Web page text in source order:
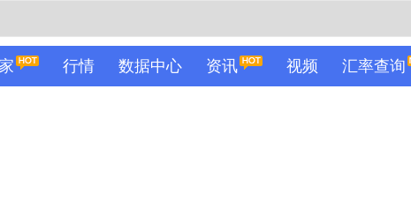
行情 数据中心 资讯 视频 汇率查询